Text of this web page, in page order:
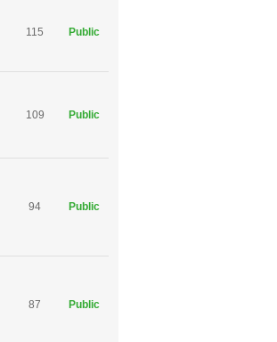
115 Public
109 Public
94 Public
87 Public